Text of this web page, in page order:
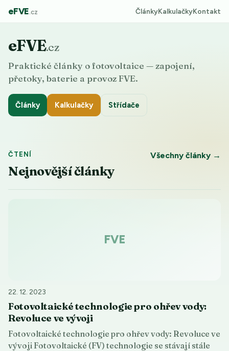
eFVE.cz ČlánkyKalkulačkyKontakt
eFVE.cz
Praktické články o fotovoltaice — zapojení,
přetoky, baterie a provoz FVE.
Články Kalkulačky Střídače
ČTENÍ
Nejnovější články
Všechny články →
FVE
22. 12. 2023
Fotovoltaické technologie pro ohřev vody:
Revoluce ve vývoji
Fotovoltaické technologie pro ohřev vody: Revoluce ve
vývoji Fotovoltaické (FV) technologie se stávají stále